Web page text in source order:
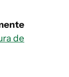
de